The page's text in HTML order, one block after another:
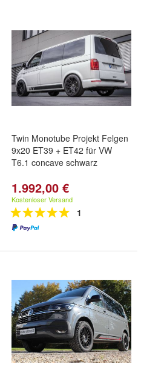
Twin Monotube Projekt Felgen
9x20 ET39 + ET42 für VW
T6.1 concave schwarz
1.992,00 €
Kostenloser Versand
1